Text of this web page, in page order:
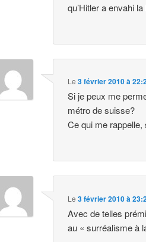
qu’Hitler a envahi
Le3 février 2010 à
Si je peux me
métro de suisse?
Ce qui me rappelle,
Le3 février 2010 à
Avec de telles
au « surréalisme à